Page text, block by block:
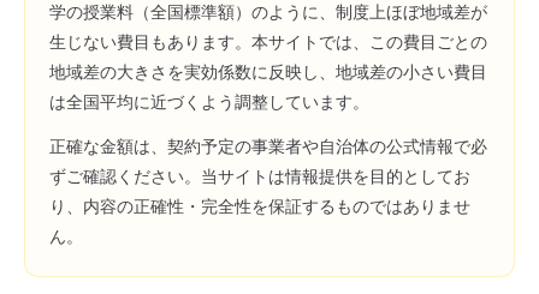
学の授業料（全国標準額）のように、制度上ほぼ地域差が
生じない費目もあります。本サイトでは、この費目ごとの
地域差の大きさを実効係数に反映し、地域差の小さい費目
は全国平均に近づくよう調整しています。
正確な金額は、契約予定の事業者や自治体の公式情報で必
ずご確認ください。当サイトは情報提供を目的としてお
り、内容の正確性・完全性を保証するものではありませ
ん。